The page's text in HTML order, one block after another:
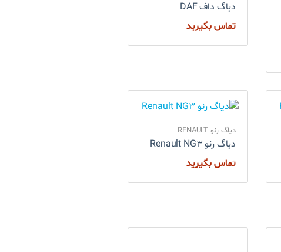
دیاگ داف DAF
تماس بگیرید
دیاگ رنو RENAULT
دیاگ رنو Renault NG3
تماس بگیرید